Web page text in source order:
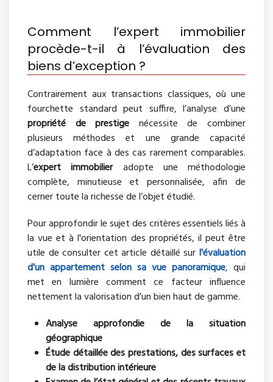
Comment l’expert immobilier
procède-t-il à l’évaluation des
biens d’exception ?
Contrairement aux transactions classiques, où une
fourchette standard peut suffire, l’analyse d’une
propriété de prestige nécessite de combiner
plusieurs méthodes et une grande capacité
d’adaptation face à des cas rarement comparables.
L’expert immobilieradopte une méthodologie
complète, minutieuse et personnalisée, afin de
cerner toute la richesse de l’objet étudié.
Pour approfondir le sujet des critères essentiels liés à
la vue et à l'orientation des propriétés, il peut être
utile de consulter cet article détaillé sur l'évaluation
d'un appartement selon sa vue panoramique, qui
met en lumière comment ce facteur influence
nettement la valorisation d’un bien haut de gamme.
Analyse approfondie de la situation
géographique
Étude détaillée des prestations, des surfaces et
de la distribution intérieure